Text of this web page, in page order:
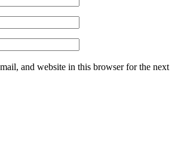
and website in this browser for the next